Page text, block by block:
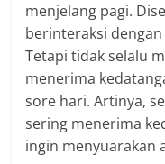
menjelang pagi.
berinteraksi
Tetapi tidak selalu
menerima
sore hari. Artinya,
sering menerima
ingin menyuarakan